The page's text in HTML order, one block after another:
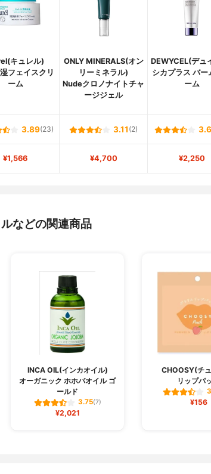
キュレル)
フェイスクリ
ーム
ONLY MINERALS(オン
リーミネラル)
Nudeクロノナイトチャ
ージジェル
DEWYCEL(デュ
シカプラス バー
ーム
3.89(23) 3.11 (2)
¥1,566 ¥4,700 ¥2,250
などの関連商品
INCA OIL(インカオイル)
オーガニック ホホバオイル ゴ
ールド
3.75(7)
¥2,021
CHOOSY(チ
リップパ
¥156